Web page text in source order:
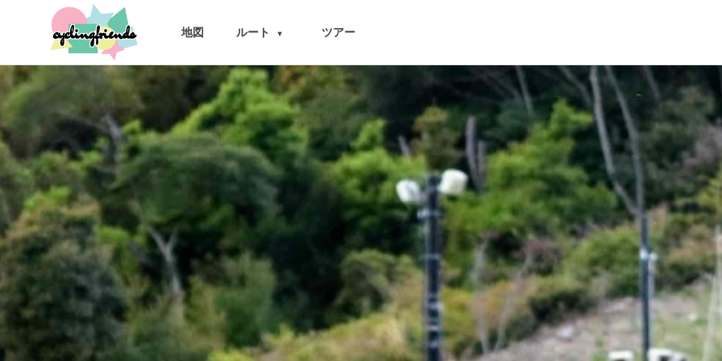
cyclingfriends 地図 ルート ▾ ツアー